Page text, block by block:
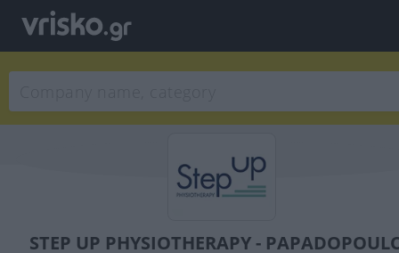
STEP UP PHYSIOTHERAPY -